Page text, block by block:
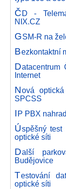
Č D -
NIX.CZ
GSM-R na
Bezkontaktní
Datacentrum
Internet
Nová
SPCSS
I P PBX
Úspěšný test
optické síti
Další
Budějovice
Testování
optické síti